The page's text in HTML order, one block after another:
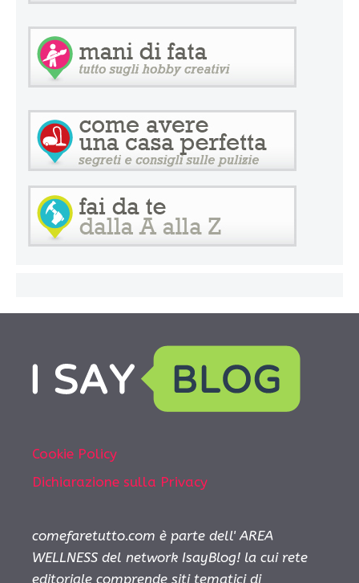
Cookie Policy
Dichiarazione sulla Privacy
comefaretutto.com è parte dell' AREA
WELLNESS del network IsayBlog! la cui rete
editoriale comprende siti tematici di